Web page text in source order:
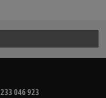
tenisiek:
046 923